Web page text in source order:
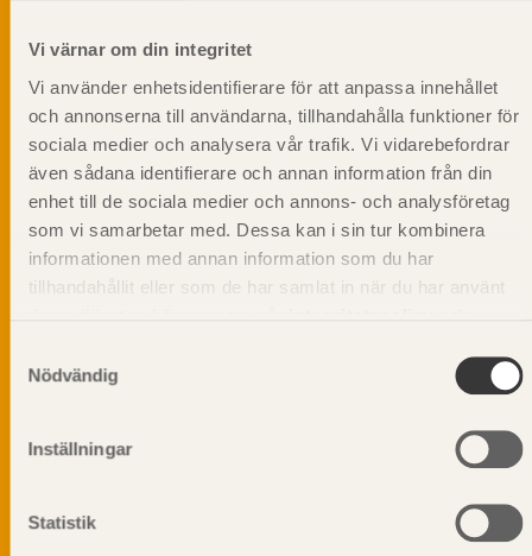
Vi värnar om din integritet
Vi använder enhetsidentifierare för att anpassa innehållet
och annonserna till användarna, tillhandahålla funktioner för
sociala medier och analysera vår trafik. Vi vidarebefordrar
även sådana identifierare och annan information från din
enhet till de sociala medier och annons- och analysföretag
som vi samarbetar med. Dessa kan i sin tur kombinera
informationen med annan information som du har
tillhandahållit eller som de har samlat in när du har använt
Nödvändig
Inställningar
Statistik
informationsutskick!
Vi värnar om personlig integritet vilket innebär att dina
Läs vår